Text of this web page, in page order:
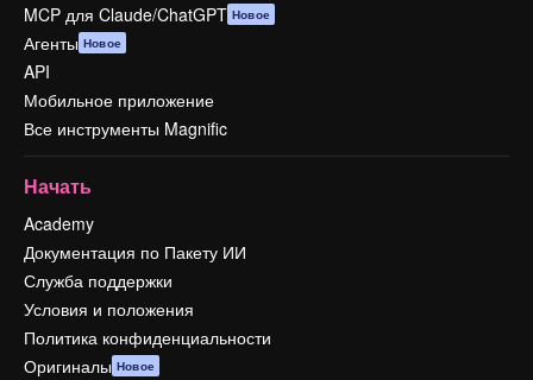
MCP для Claude/ChatGPT Новое
Агенты Новое
API
Мобильное приложение
Все инструменты Magnific
Начать
Academy
Документация по Пакету ИИ
Служба поддержки
Условия и положения
Политика конфиденциальности
Оригиналы Новое